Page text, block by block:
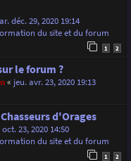
r
déc. 29, 2020 19:14
du site et du forum
1 2
le forum ?
« jeu. avr. 23, 2020 19:13
d'Orages
23, 2020 14:50
du site et du forum
1 2